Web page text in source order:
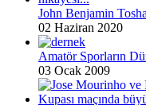
John Benjamin
02 Haziran 2020
Amatör Sporların
03 Ocak 2009